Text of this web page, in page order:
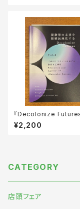
『Decolonize
数形の未来を脱植民地
— Vol. 4「〈在日〉コリア
¥2,200
CATEGORY
店頭フェア